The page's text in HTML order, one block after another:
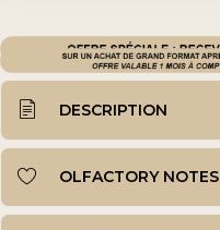
DESCRIPTION
OLFACTORY NOTES